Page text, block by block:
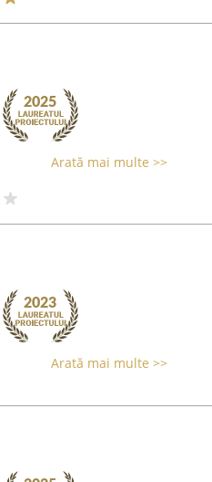
Arată mai multe >>
Arată mai multe >>